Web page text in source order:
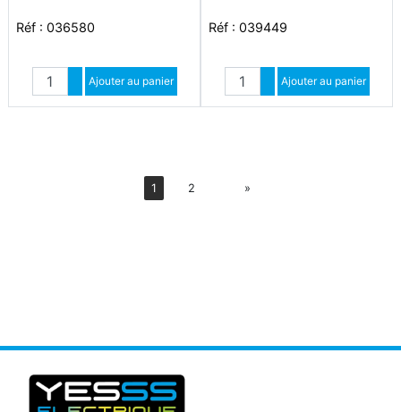
Réf : 036580
Quantité
Augmenter quantité
Diminuer quantité
Ajouter au panier
Réf : 039449
Quantité
Augmenter quantité
Diminuer quantité
Ajouter au panier
1 2 »Suiv